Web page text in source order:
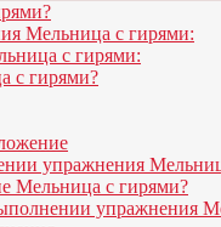
Мельница с гирями:
с гирями:
с гирями?
упражнения
Мельница с гирями?
упражнения